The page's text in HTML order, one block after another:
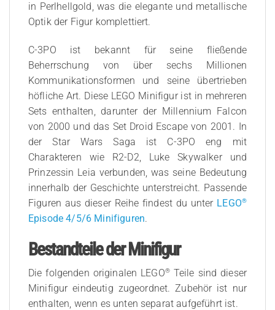
in Perlhellgold, was die elegante und metallische
Optik der Figur komplettiert.
C-3PO ist bekannt für seine fließende
Beherrschung von über sechs Millionen
Kommunikationsformen und seine übertrieben
höfliche Art. Diese LEGO Minifigur ist in mehreren
Sets enthalten, darunter der Millennium Falcon
von 2000 und das Set Droid Escape von 2001. In
der Star Wars Saga ist C-3PO eng mit
Charakteren wie R2-D2, Luke Skywalker und
Prinzessin Leia verbunden, was seine Bedeutung
innerhalb der Geschichte unterstreicht. Passende
Figuren aus dieser Reihe findest du unter LEGO®
Episode 4/5/6 Minifiguren.
Bestandteile der Minifigur
Die folgenden originalen LEGO®Teile sind dieser
Minifigur eindeutig zugeordnet. Zubehör ist nur
enthalten, wenn es unten separat aufgeführt ist.